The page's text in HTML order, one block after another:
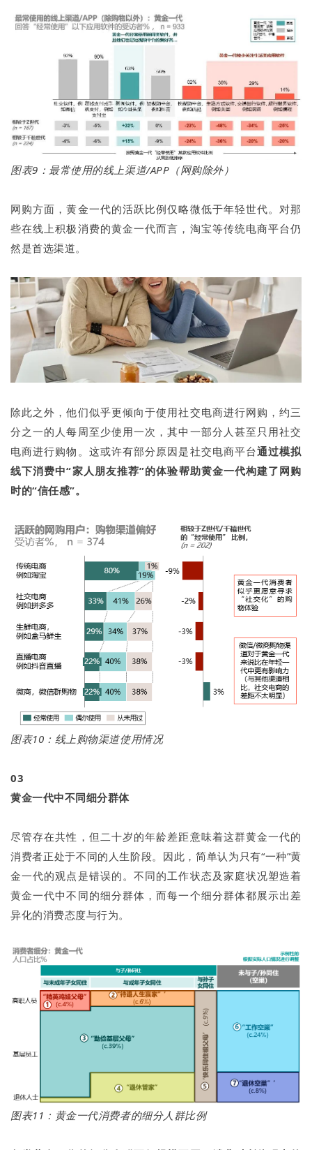
图表9： 最常使用的线上渠道/APP（网购除外）
网购方面，黄金一代的活跃比例仅略微低于年轻世代。对那
些在线上积极消费的黄金一代而言，淘宝等传统电商平台仍
然是首选渠道。
除此之外，他们似乎更倾向于使用社交电商进行网购，约三
分之一的人每周至少使用一次，其中一部分人甚至只用社交
电商进行购物。这或许有部分原因是社交电商平台通过模拟
线下消费中“家人朋友推荐”的体验帮助黄金一代构建了网购
时的“信任感”。
图表10：线上购物渠道使用情况
03
黄金一代中不同细分群体
尽管存在共性，但二十岁的年龄差距意味着这群黄金一代的
消费者正处于不同的人生阶段。因此，简单认为只有“一种”黄
金一代的观点是错误的。不同的工作状态及家庭状况塑造着
黄金一代中不同的细分群体，而每一个细分群体都展示出差
异化的消费态度与行为。
图表11：黄金一代消费者的细分人群比例